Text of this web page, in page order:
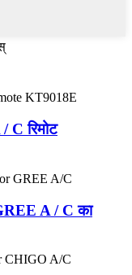
C रिमोट
A / C का